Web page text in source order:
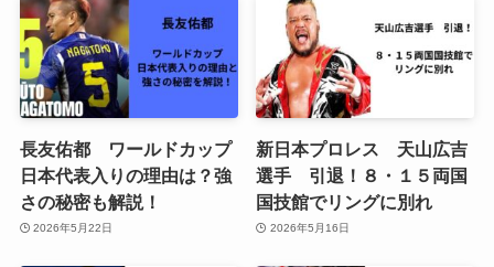
長友佑都 ワールドカップ
日本代表入りの理由は？強
さの秘密も解説！
2026年5月22日
新日本プロレス 天山広吉
選手 引退！８・１５両国
国技館でリングに別れ
2026年5月16日